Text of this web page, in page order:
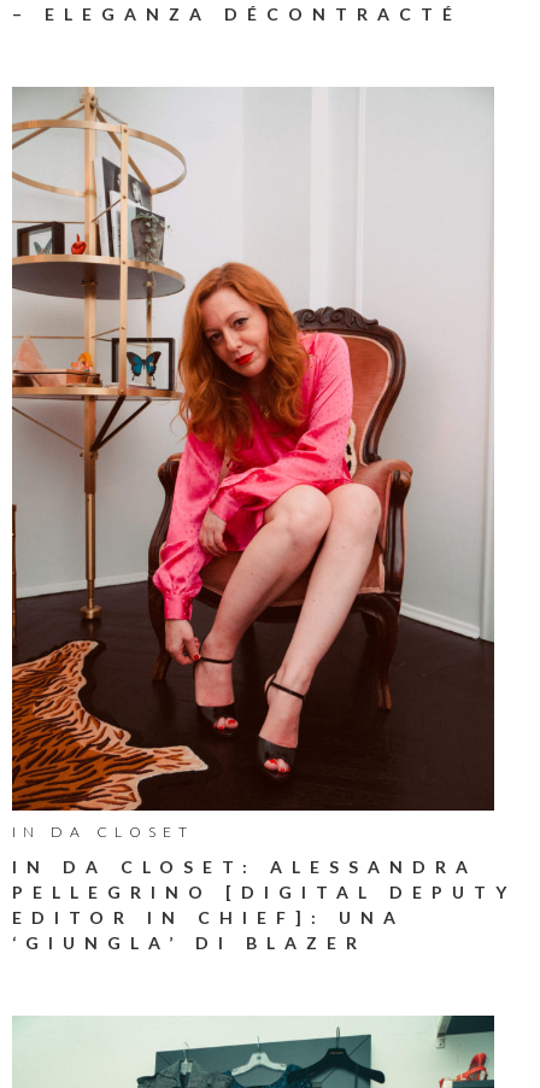
– ELEGANZA DÉCONTRACTÉ
IN DA CLOSET
IN DA CLOSET: ALESSANDRA
PELLEGRINO [DIGITAL DEPUTY
EDITOR IN CHIEF]: UNA
‘GIUNGLA’ DI BLAZER